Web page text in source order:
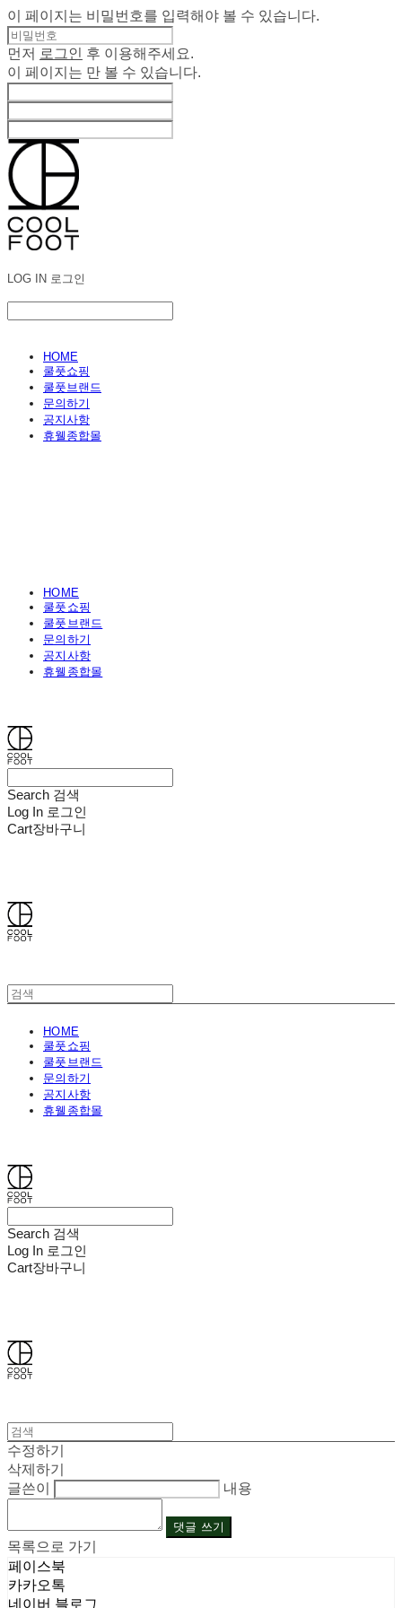
이 페이지는 비밀번호를 입력해야 볼 수 있습니다.
먼저 로그인
후 이용해주세요.
이 페이지는 만 볼 수 있습니다.
LOG IN 로그인
HOME
쿨풋쇼핑
쿨풋브랜드
문의하기
공지사항
휴웰종합몰
HOME
쿨풋쇼핑
쿨풋브랜드
문의하기
공지사항
휴웰종합몰
Search 검색
Log In 로그인
Cart장바구니
HOME
쿨풋쇼핑
쿨풋브랜드
문의하기
공지사항
휴웰종합몰
Search 검색
Log In 로그인
Cart장바구니
수정하기
삭제하기
글쓴이
내용
댓글 쓰기
목록으로 가기
페이스북
카카오톡
네이버 블로그